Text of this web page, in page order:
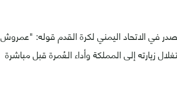
في الاتحاد اليمني لكرة القدم قوله: "عمروش
إلى المملكة وأداء العُمرة قبل مباشرة